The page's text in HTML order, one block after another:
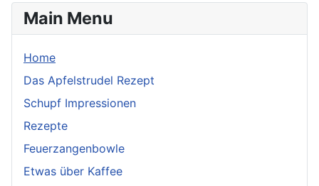
Main Menu
Home
Das Apfelstrudel Rezept
Schupf Impressionen
Rezepte
Feuerzangenbowle
Etwas über Kaffee